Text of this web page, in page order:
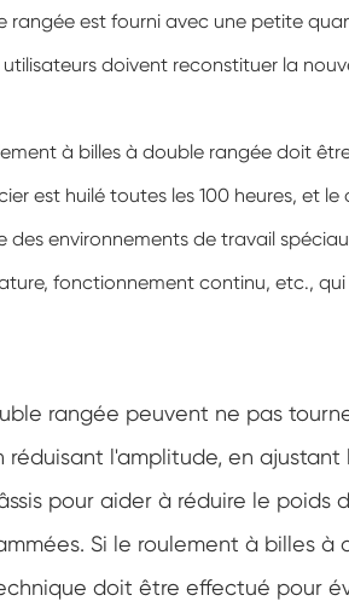
rangée est fourni avec une petite
doivent reconstituer la
à billes à double rangée doit
est huilé toutes les 100 heures, et
des environnements de travail
fonctionnement continu, etc.,
rangée peuvent ne pas
l'amplitude, en
pour aider à réduire le poids
Si le roulement à billes à
doit être effectué pour